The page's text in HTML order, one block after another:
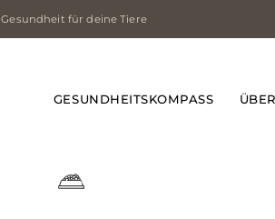
Gesundheit für deine Tiere
GESUNDHEITSKOMPASS